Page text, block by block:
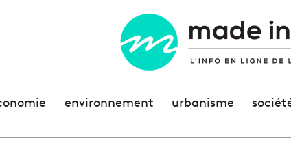
environnement urbanisme